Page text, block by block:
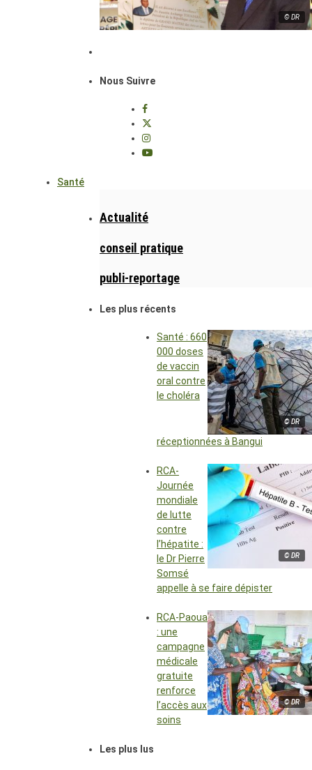
© DR
Nous Suivre
Santé
Actualité
conseil pratique
publi-reportage
Les plus récents
© DR
Santé : 660
000 doses
de vaccin
oral contre
le choléra
réceptionnées à Bangui
© DR
RCA-
Journée
mondiale
de lutte
contre
l’hépatite :
le Dr Pierre
Somsé
appelle à se faire dépister
© DR
RCA-Paoua
: une
campagne
médicale
gratuite
renforce
l’accès aux
soins
Les plus lus